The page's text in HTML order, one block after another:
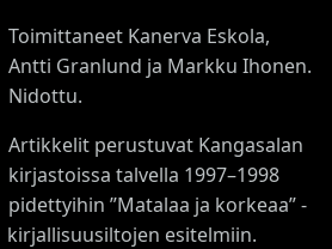
Toimittaneet Kanerva Eskola,
Antti Granlund ja Markku Ihonen.
Nidottu.
Artikkelit perustuvat Kangasalan
kirjastoissa talvella 1997–1998
pidettyihin ”Matalaa ja korkeaa” -
kirjallisuusiltojen esitelmiin.